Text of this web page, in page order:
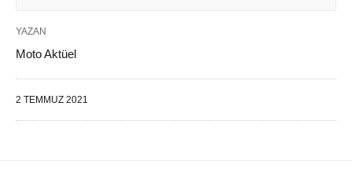
YAZAN
Moto Aktüel
2 TEMMUZ 2021